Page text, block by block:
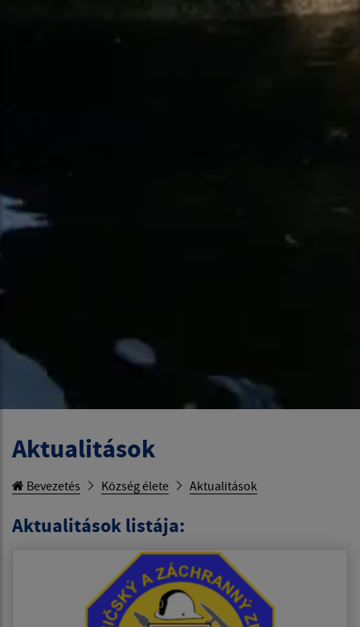
Aktualitások
Bevezetés Község élete Aktualitások
Aktualitások listája: